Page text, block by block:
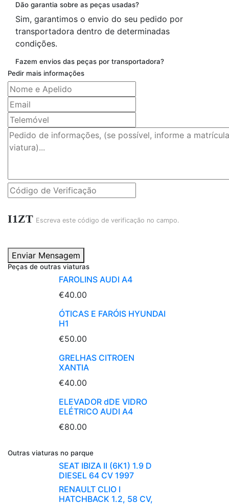
Dão garantia sobre as peças usadas?
Sim, garantimos o envio do seu pedido por
transportadora dentro de determinadas
condições.
Fazem envios das peças por transportadora?
Pedir mais informações
I1ZT Escreva este código de verificação no campo.
Enviar Mensagem
Peças de outras viaturas
FAROLINS AUDI A4
€40.00
ÓTICAS E FARÓIS HYUNDAI
H1
€50.00
GRELHAS CITROEN
XANTIA
€40.00
ELEVADOR dDE VIDRO
ELÉTRICO AUDI A4
€80.00
Outras viaturas no parque
SEAT IBIZA II (6K1) 1.9 D
DIESEL 64 CV 1997
RENAULT CLIO I
HATCHBACK 1.2, 58 CV,